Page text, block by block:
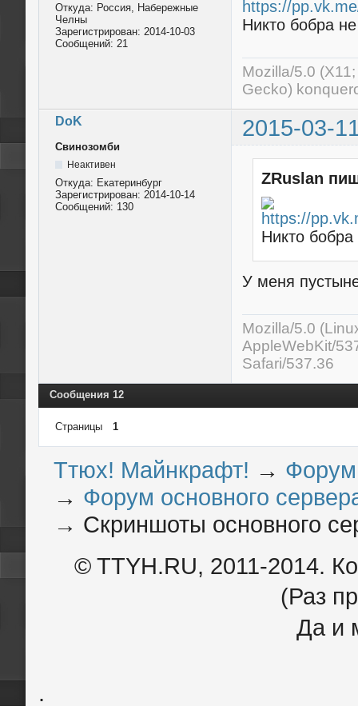
Откуда: Россия, Набережные
Челны
Зарегистрирован: 2014-10-03
Сообщений: 21
Никто бобра
Mozilla/5.0
Gecko)
DoK 2015-03-
Свинозомби
Неактивен
Откуда: Екатеринбург
Зарегистрирован: 2014-10-14
Сообщений: 130
ZRuslan
Никто
У меня
Mozilla/5.0
AppleWebKit/
Safari/537.36
Сообщения 12
Страницы 1
Ттюх! Майнкрафт! → Форум
→ Форум основного
→ Скриншоты основного
© TTYH.RU, 2011-2014.
(Раз
Да и
.